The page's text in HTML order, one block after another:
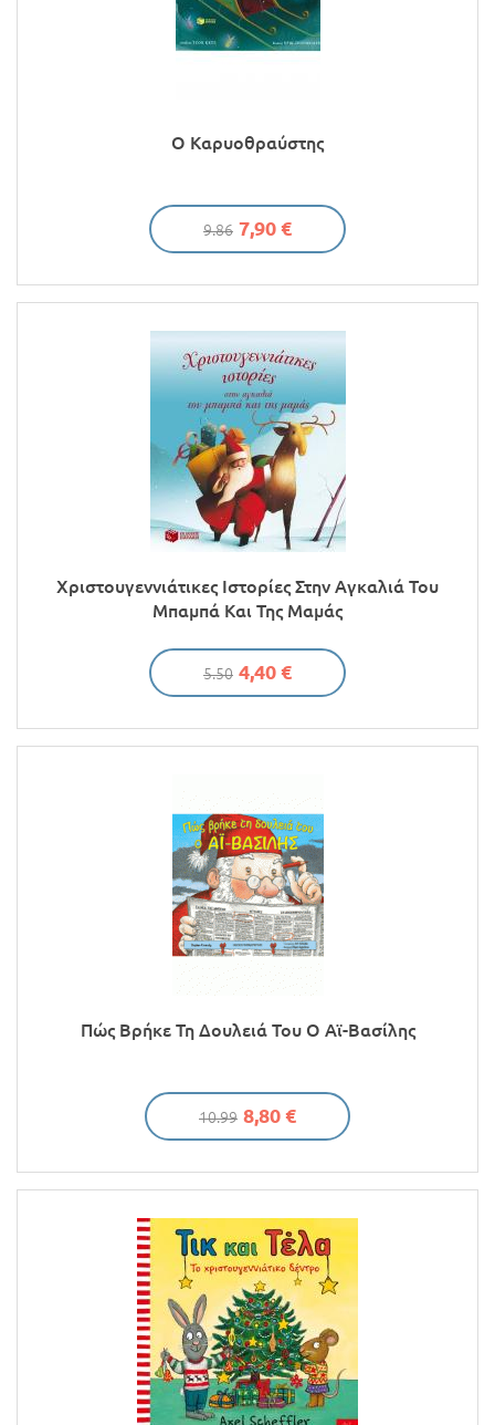
Ο Καρυοθραύστης
9.86 7,90 €
Χριστουγεννιάτικες Ιστορίες Στην Αγκαλιά Του
Μπαμπά Και Της Μαμάς
5.50 4,40 €
Πώς Βρήκε Τη Δουλειά Του Ο Αϊ-Βασίλης
10.99 8,80 €